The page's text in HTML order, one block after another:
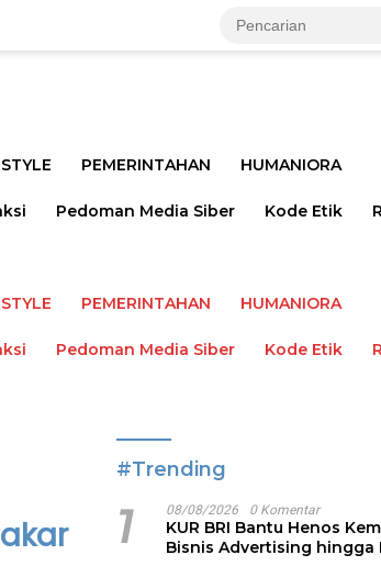
PEMERINTAHAN HUMANIORA
Pedoman Media Siber Kode Etik
PEMERINTAHAN HUMANIORA
Pedoman Media Siber Kode Etik
#Trending
1 08/08/2026 0 Komentar
KUR BRI Bantu Henos
Bisnis Advertising hingga